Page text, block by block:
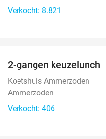
Verkocht: 8.821
2-gangen keuzelunch
Koetshuis Ammerzoden
Ammerzoden
Verkocht: 406